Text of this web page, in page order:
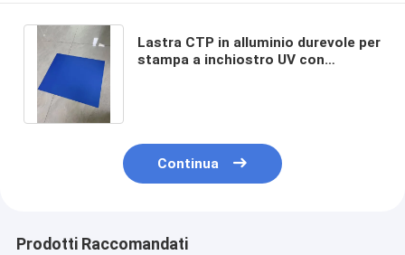
Lastra CTP in alluminio durevole per
stampa a inchiostro UV con
Continua
Prodotti Raccomandati